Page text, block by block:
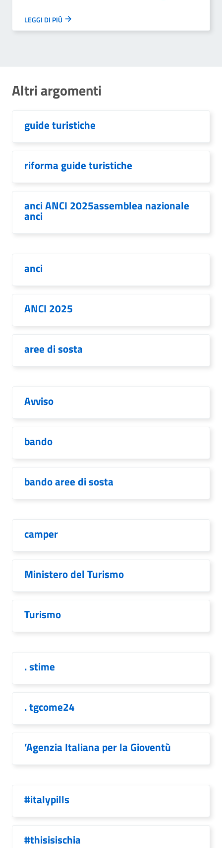
LEGGI DI PIÙ
Altri argomenti
guide turistiche
riforma guide turistiche
anci ANCI 2025assemblea nazionale
anci
anci
ANCI 2025
aree di sosta
Avviso
bando
bando aree di sosta
camper
Ministero del Turismo
Turismo
. stime
. tgcome24
’Agenzia Italiana per la Gioventù
#italypills
#thisisischia